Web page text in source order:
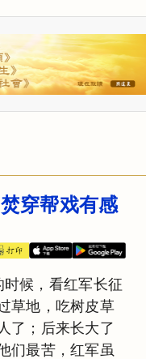
穿帮戏有感
时候，看红军长征
草地，吃树皮草
了；后来长大了
们最苦，红军虽